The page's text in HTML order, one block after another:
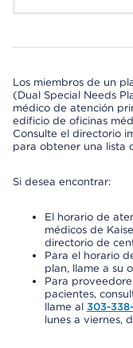
Los miembros de un
(Dual Special Needs
médico de atención
edificio de oficinas
Consulte el directorio
para obtener una lista
Si desea encontrar:
El horario de
médicos de
directorio de
Para el horario
plan, llame a su
Para
pacientes,
llame al 303-
lunes a viernes,